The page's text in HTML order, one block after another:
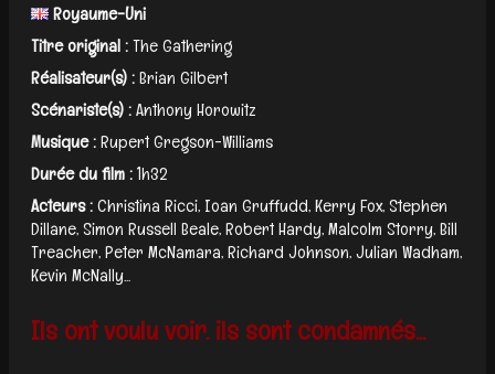
Royaume-Uni
Titre original :The Gathering
Réalisateur(s) :Brian Gilbert
Scénariste(s) :Anthony Horowitz
Musique :Rupert Gregson-Williams
Durée du film :1h32
Acteurs :Christina Ricci, Ioan Gruffudd, Kerry Fox, Stephen
Dillane, Simon Russell Beale, Robert Hardy, Malcolm Storry, Bill
Treacher, Peter McNamara, Richard Johnson, Julian Wadham,
Kevin McNally...
Ils ont voulu voir. ils sont condamnés...